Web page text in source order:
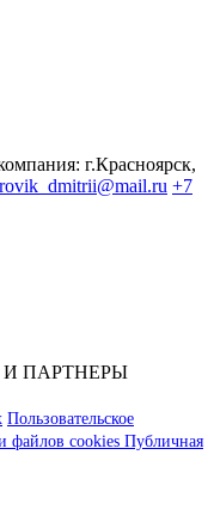
г.Красноярск,
+7
Пользовательское
файлов cookies Публичная